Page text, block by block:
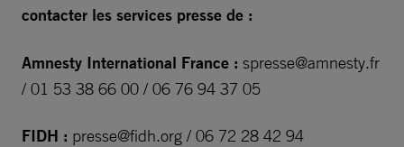
contacter les services presse de :
Amnesty International France : spresse@amnesty.fr
/ 01 53 38 66 00 / 06 76 94 37 05
FIDH : presse@fidh.org / 06 72 28 42 94